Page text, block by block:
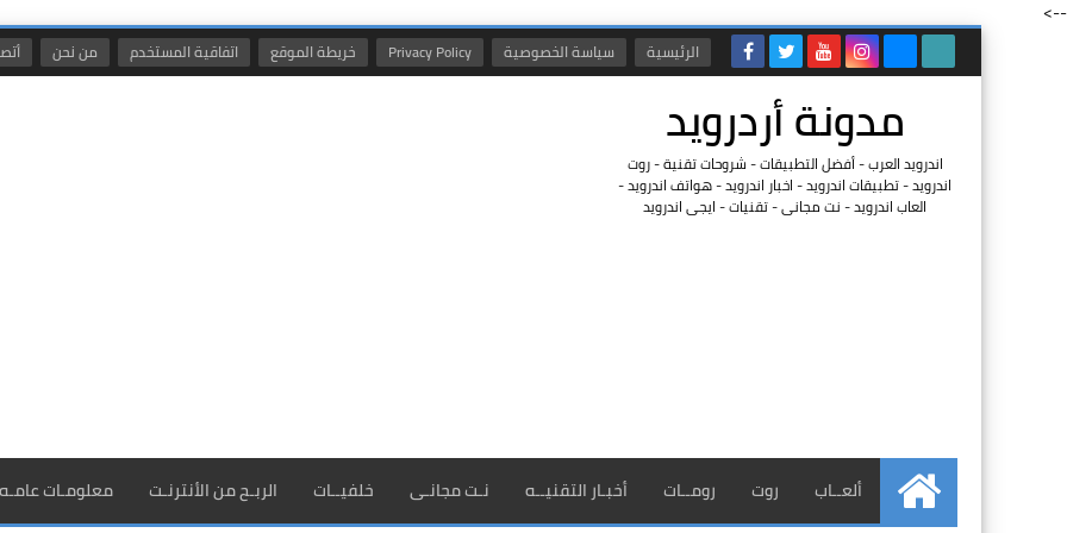
-->
الرئيسية سياسة الخصوصية Privacy Policy خريطة الموقع اتفاقية المستخدم من نحن
مدونة أردرويد
اندرويد العرب - أفضل التطبيقات - شروحات تقنية - روت
اندرويد - تطبيقات اندرويد - اخبار اندرويد - هواتف اندرويد -
العاب اندرويد - نت مجانى - تقنيات - ايجى اندرويد
الرئيسية
ألعــاب روت رومــات أخبـار التقنيــه نـت مجانـى خلفيــات الربـح من الأنترنـت معلومـات عامـه